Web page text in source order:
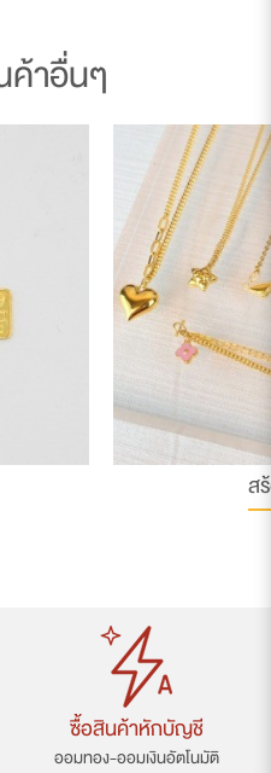
าอื่นๆ
ส
ซื้อสินค้าหักบัญชี
ออมทอง-ออมเงินอัตโนมัติ